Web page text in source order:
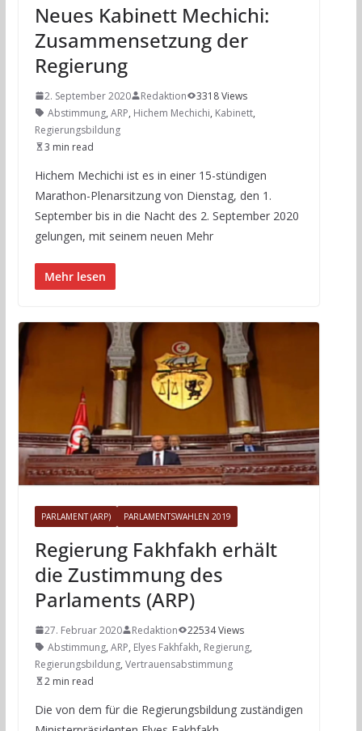
Neues Kabinett Mechichi:
Zusammensetzung der
Regierung
2. September 2020 Redaktion
3318 Views
Abstimmung, ARP, Hichem Mechichi, Kabinett,
Regierungsbildung
3 min read
Hichem Mechichi ist es in einer 15-stündigen
Marathon-Plenarsitzung von Dienstag, den 1.
September bis in die Nacht des 2. September 2020
gelungen, mit seinem neuen Mehr
Mehr lesen
PARLAMENT (ARP) PARLAMENTSWAHLEN 2019
Regierung Fakhfakh erhält
die Zustimmung des
Parlaments (ARP)
27. Februar 2020 Redaktion
22534 Views
Abstimmung, ARP, Elyes Fakhfakh, Regierung,
Regierungsbildung, Vertrauensabstimmung
2 min read
Die von dem für die Regierungsbildung zuständigen